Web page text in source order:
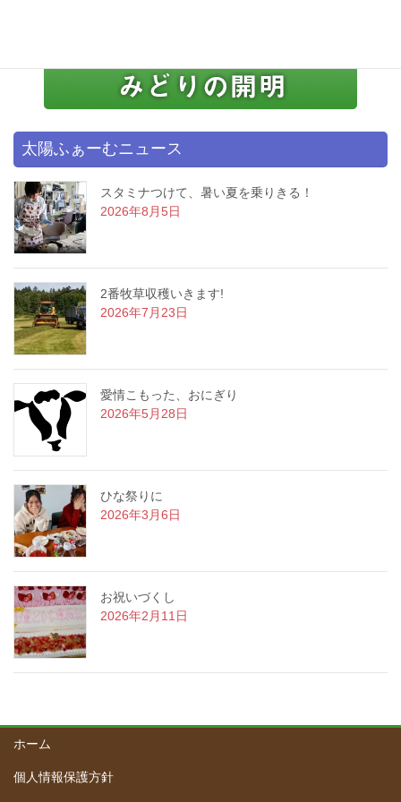
太陽ふぁーむニュース
スタミナつけて、暑い夏を乗りきる！
2026年8月5日
2番牧草収穫いきます!
2026年7月23日
愛情こもった、おにぎり
2026年5月28日
ひな祭りに
2026年3月6日
お祝いづくし
2026年2月11日
ホーム
個人情報保護方針